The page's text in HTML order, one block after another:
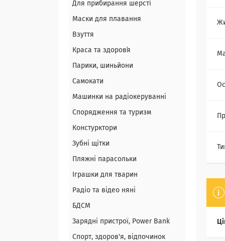
Для прибирання шерсті
Маски для плавання
Взуття
Краса та здоровʼя
Парики, шиньйони
Самокати
Машинки на радіокеруванні
Спорядження та туризм
Констурктори
Зубні щітки
Пляжні парасольки
Іграшки для тварин
Радіо та відео няні
БДСМ
Зарядні пристрої, Power Bank
Спорт, здоров'я, відпочинок